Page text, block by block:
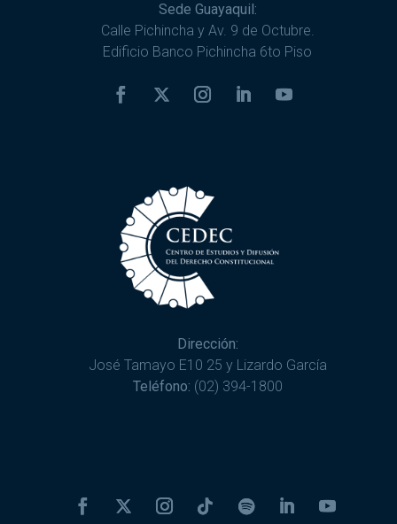
Sede Guayaquil:
Calle Pichincha y Av. 9 de Octubre.
Edificio Banco Pichincha 6to Piso
Dirección:
José Tamayo E10 25 y Lizardo García
Teléfono: (02) 394-1800